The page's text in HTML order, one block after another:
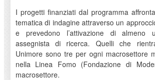
I progetti finanziati dal programma
tematica di indagine attraverso un
e prevedono l’attivazione di almeno
assegnista di ricerca. Quelli che
Unimore sono tre per ogni macrosettore
nella Linea Fomo (Fondazione di
macrosettore.